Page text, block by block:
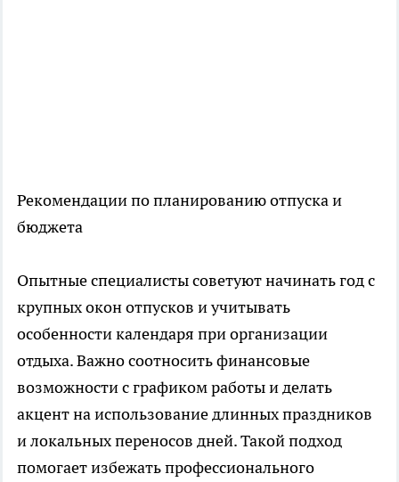
Рекомендации по планированию отпуска и
бюджета
Опытные специалисты советуют начинать год с
крупных окон отпусков и учитывать
особенности календаря при организации
отдыха. Важно соотносить финансовые
возможности с графиком работы и делать
акцент на использование длинных праздников
и локальных переносов дней. Такой подход
помогает избежать профессионального